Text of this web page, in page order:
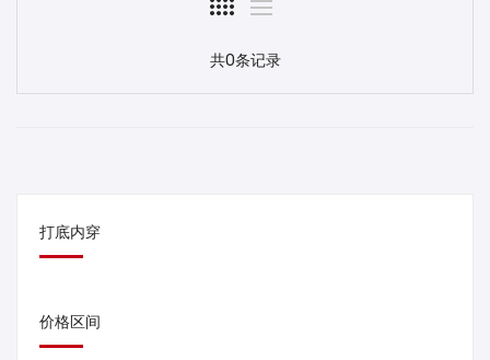
共0条记录
打底内穿
价格区间